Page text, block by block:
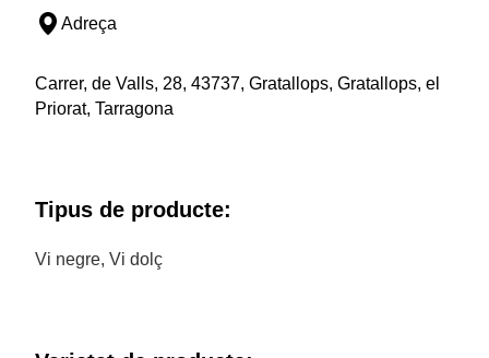
Adreça
Carrer, de Valls, 28, 43737, Gratallops, Gratallops, el
Priorat, Tarragona
Tipus de producte:
Vi negre, Vi dolç